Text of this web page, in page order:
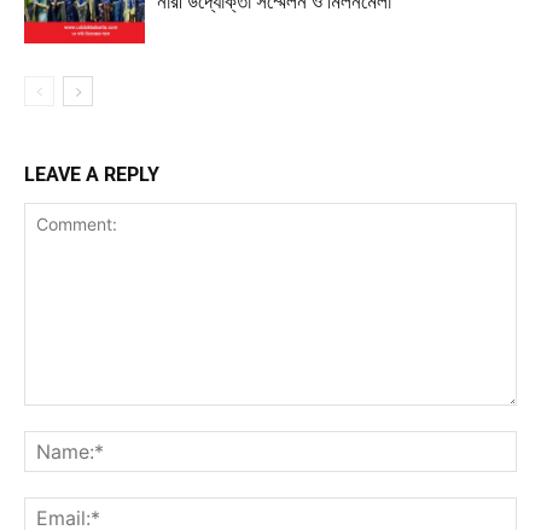
LEAVE A REPLY